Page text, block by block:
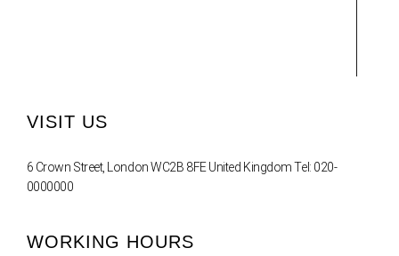
VISIT US
6 Crown Street, London WC2B 8FE United Kingdom Tel: 020-
0000000
WORKING HOURS